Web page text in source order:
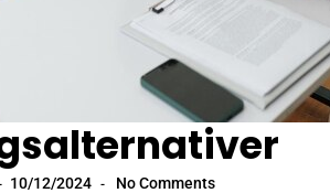
10/12/2024 - No Comments